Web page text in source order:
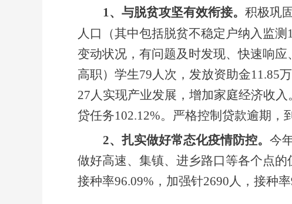
1、 与脱贫攻坚有效衔接。 积极巩
人口
（其中包括脱贫不稳定户纳入监测
变动状况，有问题及时发现、快速响应
高职）学生79人次，发放资助金11.85
27人实现产业发展，增加家庭经济收
贷任务102.12%。严格控制贷款逾期，
2、扎实做好常态化疫情防控。 今
做好高速、集镇、进乡路口等各个点
接种率96.09%，加强针2690人，接种